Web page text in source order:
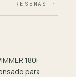
RESEÑAS · 124
180F
para